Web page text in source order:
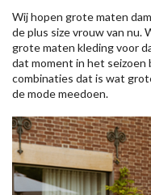
Wij hopen grote maten
de plus size vrouw van nu.
grote maten kleding voor
dat moment in het seizoen
combinaties dat is wat
de mode meedoen.